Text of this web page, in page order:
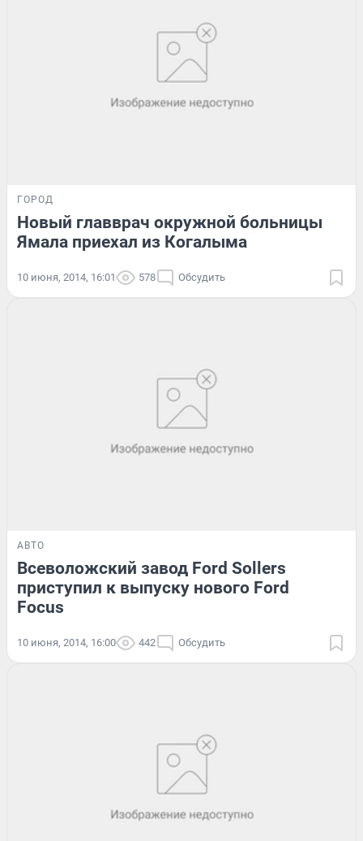
ГОРОД
Новый главврач окружной больницы
Ямала приехал из Когалыма
10 июня, 2014, 16:01 578 Обсудить
АВТО
Всеволожский завод Ford Sollers
приступил к выпуску нового Ford
Focus
10 июня, 2014, 16:00 442 Обсудить